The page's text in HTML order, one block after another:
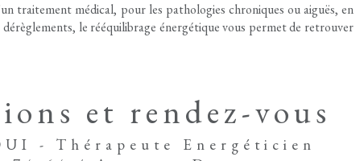
traitement médical, pour les pathologies chroniques ou aiguës, en
le rééquilibrage énergétique vous permet de retrouver
et rendez-vous
- Thérapeute Energéticien